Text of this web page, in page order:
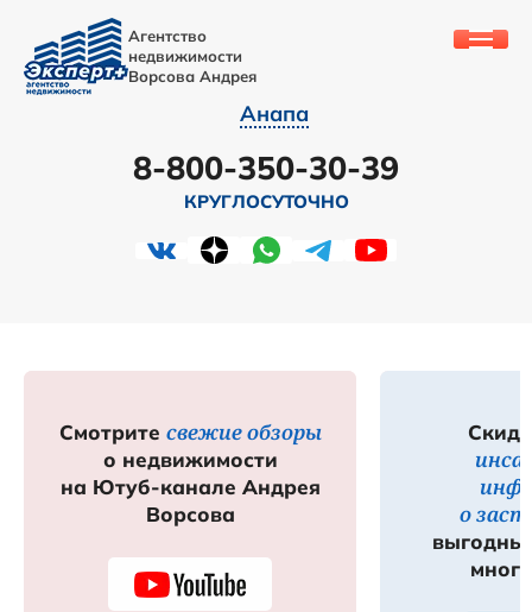
Агентство
недвижимости
Ворсова Андрея
Анапа
8-800-350-30-39
КРУГЛОСУТОЧНО
Смотрите свежие обзоры
о недвижимости
на Ютуб-канале Андрея
Ворсова
о